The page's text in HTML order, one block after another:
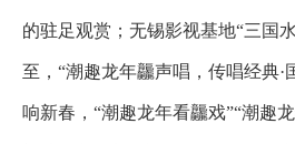
的驻足观赏；无锡影视基地“三国
至，“潮趣龙年龘声唱，传唱经典·
响新春，“潮趣龙年看龘戏”“潮趣